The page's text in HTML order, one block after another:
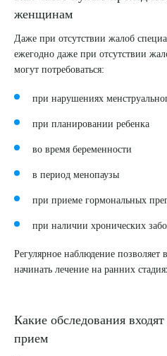
женщинам
Даже при отсутствии жалоб
ежегодно даже при отсутствии
могут потребоваться:
при нарушениях
при планировании ребенка
во время беременности
в период менопаузы
при приеме гормональных
при наличии хронических
Регулярное наблюдение позволяет
начинать лечение на ранних
Какие обследования
прием